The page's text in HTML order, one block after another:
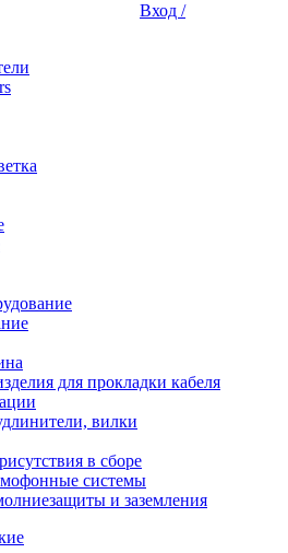
Вход /
для прокладки кабеля
вилки
в сборе
системы
и заземления